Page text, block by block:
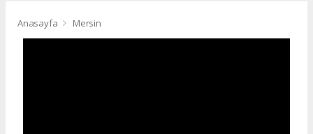
Anasayfa Mersin